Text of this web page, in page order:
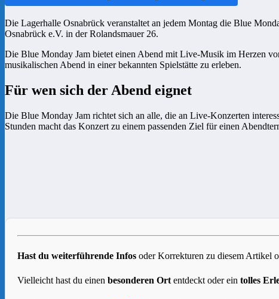
Die Lagerhalle Osnabrück veranstaltet an jedem Montag die Blue
Osnabrück e.V. in der Rolandsmauer 26.
Die Blue Monday Jam bietet einen Abend mit Live-Musik im Herzen
musikalischen Abend in einer bekannten Spielstätte zu erleben.
Für wen sich der Abend eignet
Die Blue Monday Jam richtet sich an alle, die an Live-Konzerten
Stunden macht das Konzert zu einem passenden Ziel für einen
Hast du weiterführende Infos oder Korrekturen zu diesem Artikel
Vielleicht hast du einen besonderen Ort entdeckt oder ein tolles